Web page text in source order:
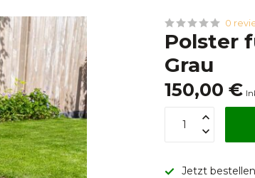
0
Polster
Grau
150,00 €
Jetzt